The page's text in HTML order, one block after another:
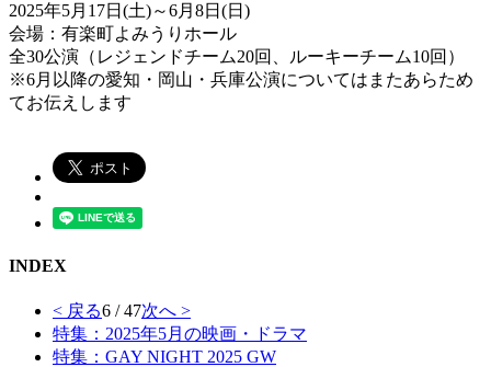
2025年5月17日(土)～6月8日(日)
会場：有楽町よみうりホール
全30公演（レジェンドチーム20回、ルーキーチーム10回）
※6月以降の愛知・岡山・兵庫公演についてはまたあらため
てお伝えします
INDEX
< 戻る6 / 47次へ >
特集：2025年5月の映画・ドラマ
特集：GAY NIGHT 2025 GW